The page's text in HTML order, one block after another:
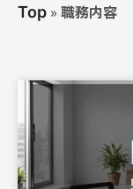
Top » 職務内容